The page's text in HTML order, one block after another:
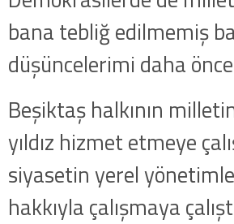
bana tebliğ edilmemiş
düşüncelerimi daha
Beşiktaş halkının
yıldız hizmet etmeye
siyasetin yerel
hakkıyla çalışmaya